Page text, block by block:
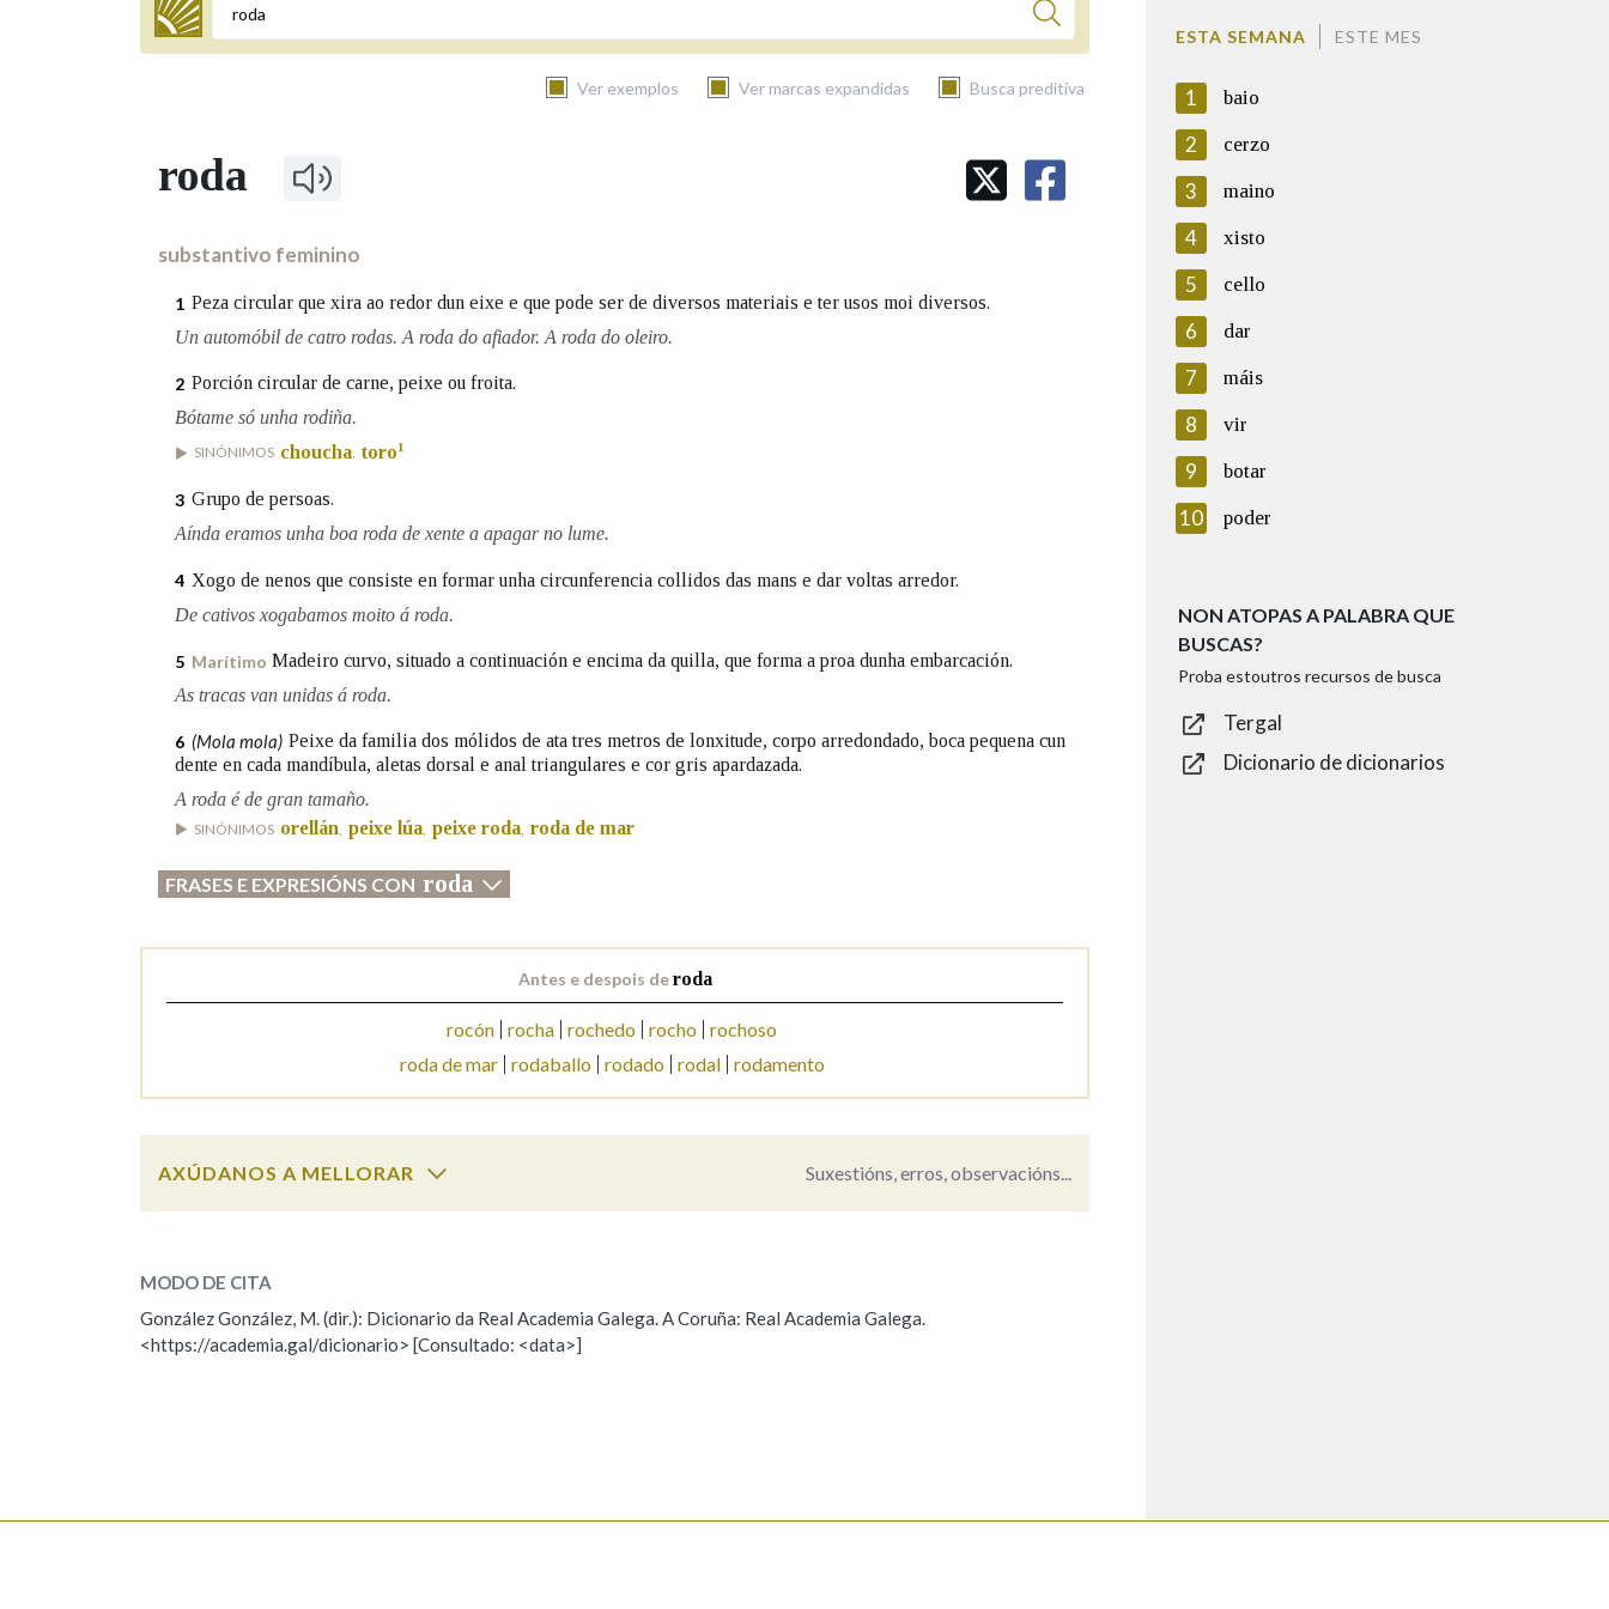
Termo a buscar
Ver exemplos Ver marcas expandidas Busca preditiva
BUSCAR NOS LEMAS
Remata por
Contén
Nos exemplos
OUTRAS OPCIÓNS DE BUSCA
Marcas gramaticais Pertence a
roda
substantivo feminino
1 Peza circular que xira ao redor dun eixe e que pode ser de diversos materiais e ter usos moi diversos.
Un automóbil de catro rodas. A roda do afiador. A roda do oleiro.
2 Porción circular de carne, peixe ou froita.
Bótame só unha rodiña.
SINÓNIMOS choucha, toro1
3 Grupo de persoas.
Aínda eramos unha boa roda de xente a apagar no lume.
4 Xogo de nenos que consiste en formar unha circunferencia collidos das mans e dar voltas arredor.
De cativos xogabamos moito á roda.
5 Marítimo Madeiro curvo, situado a continuación e encima da quilla, que forma a proa dunha embarcación.
As tracas van unidas á roda.
6 (Mola mola) Peixe da familia dos mólidos de ata tres metros de lonxitude, corpo arredondado, boca pequena cun
dente en cada mandíbula, aletas dorsal e anal triangulares e cor gris apardazada.
A roda é de gran tamaño.
SINÓNIMOS orellán, peixe lúa, peixe roda, roda de mar
FRASES E EXPRESIÓNS CON roda
Antes e despois deroda
rocón rocha rochedo rocho rochoso
roda de mar
rodaballo rodado rodal rodamento
AXÚDANOS A MELLORAR Suxestións, erros, observacións...
ESCOLLE UNHA OPCIÓN:
Observación Hai un erro na palabra Propoño mellorar a definición
MODO DE CITA
González González, M. (dir.): Dicionario da Real Academia Galega. A Coruña: Real Academia Galega.
<https://academia.gal/dicionario> [Consultado: <data>]
ESTA SEMANA ESTE MES
1 baio
2 cerzo
3 maino
4 xisto
5 cello
6 dar
7 máis
8 vir
9 botar
10 poder
NON ATOPAS A PALABRA QUE
BUSCAS?
Proba estoutros recursos de busca
Tergal
Dicionario de dicionarios